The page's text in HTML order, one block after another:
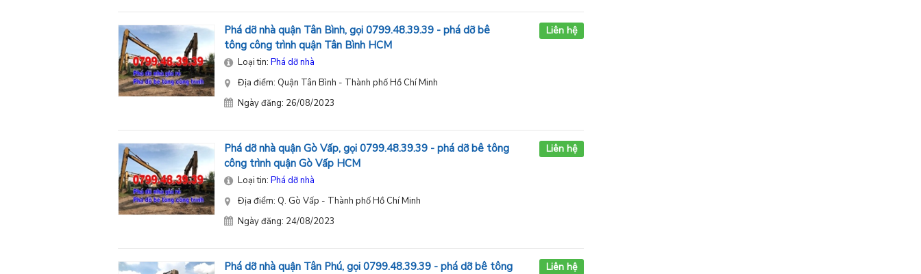
Phá dỡ nhà quận Tân Bình, gọi 0799.48.39.39 - phá dỡ bê
tông công trình quận Tân Bình HCM
Liên hệ
Loại tin: Phá dỡ nhà
Địa điểm: Quận Tân Bình - Thành phố Hồ Chí Minh
Ngày đăng: 26/08/2023
Phá dỡ nhà quận Gò Vấp, gọi 0799.48.39.39 - phá dỡ bê tông
công trình quận Gò Vấp HCM
Liên hệ
Loại tin: Phá dỡ nhà
Địa điểm: Q. Gò Vấp - Thành phố Hồ Chí Minh
Ngày đăng: 24/08/2023
Phá dỡ nhà quận Tân Phú, gọi 0799.48.39.39 - phá dỡ bê tông
Liên hệ